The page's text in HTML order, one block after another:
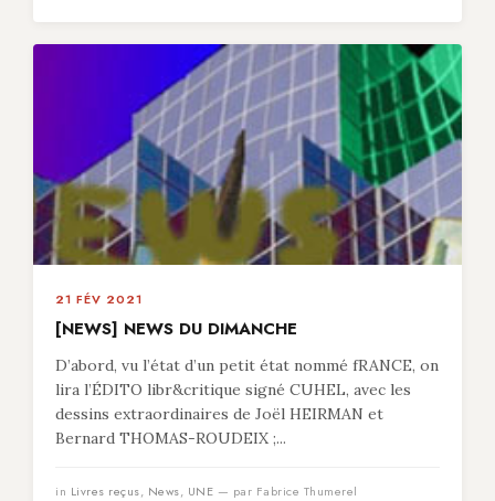
21 FÉV 2021
[NEWS] NEWS DU DIMANCHE
D’abord, vu l’état d’un petit état nommé fRANCE, on
lira l’ÉDITO libr&critique signé CUHEL, avec les
dessins extraordinaires de Joël HEIRMAN et
Bernard THOMAS-ROUDEIX ;...
in Livres reçus, News, UNE — par Fabrice Thumerel